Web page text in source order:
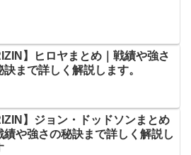
】ヒロヤまとめ｜戦績や強さ
訣まで詳しく解説します。
】ジョン・ドッドソンまとめ
績や強さの秘訣まで詳しく解説し